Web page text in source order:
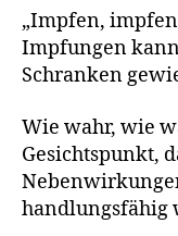
„Impfen,
Impfungen
Schranken
Wie wahr, wie
Gesichtspunkt,
handlungsfähig